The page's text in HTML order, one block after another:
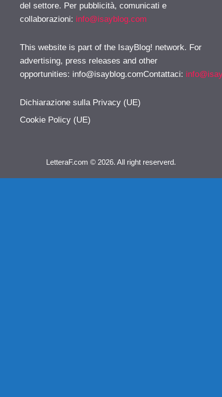
del settore. Per pubblicità, comunicati e
collaborazioni: info@isayblog.com
This website is part of the IsayBlog! network. For
advertising, press releases and other
opportunities: info@isayblog.comContattaci:
Dichiarazione sulla Privacy (UE)
Cookie Policy (UE)
LetteraF.com © 2026. All right reserverd.